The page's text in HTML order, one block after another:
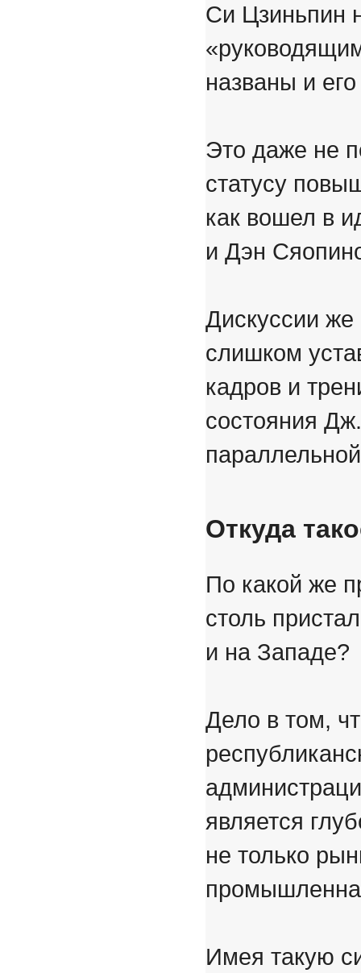
Си Цзиньпин
названы и
Это даже не
статусу
как вошел в
и Дэн
Дискуссии же
слишком
кадров и
состояния
Откуда
По какой же
столь
и на Западе?
Дело в том,
является
не только
Имея такую